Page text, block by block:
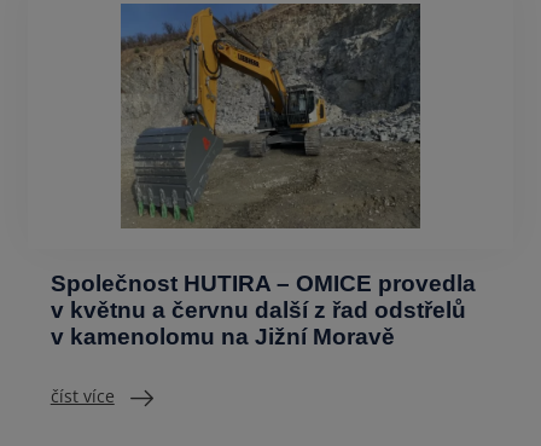
Společnost HUTIRA – OMICE provedla
v květnu a červnu další z řad odstřelů
v kamenolomu na Jižní Moravě
číst více